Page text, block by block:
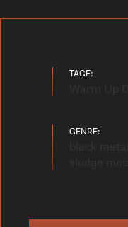
TAGE:
GENRE: